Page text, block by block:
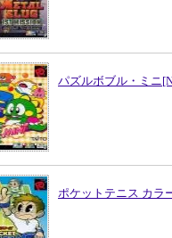
パズルボブル・ミニ
ポケットテニス カラ